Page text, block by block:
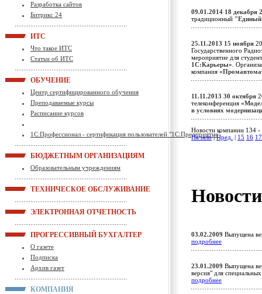
Разработка сайтов
Битрикс 24
ИТС
Что такое ИТС
Статьи об ИТС
ОБУЧЕНИЕ
Центр сертифицированного обучения
Преподаваемые курсы
Расписание курсов
1С:Профессионал - сертификация пользователей "1С:Предприятие"
БЮДЖЕТНЫМ ОРГАНИЗАЦИЯМ
Образовательным учреждениям
ТЕХНИЧЕСКОЕ ОБСЛУЖИВАНИЕ
ЭЛЕКТРОННАЯ ОТЧЕТНОСТЬ
ПРОГРЕССИВНЫЙ БУХГАЛТЕР
О газете
Подписка
Архив газет
КОМПАНИЯ
09.01.2014 18 декабря
традиционный
25.11.2013 15 ноября
Государственного
мероприятие для
1С:Карьеры».
компания
11.11.2013 30 октября
телеконференция
в условиях
Новости компании 134 -
Начало|Пред. 15 16 17
03.02.2009 Выпущена
подробнее
23.01.2009 Выпущена
версия" для
подробнее